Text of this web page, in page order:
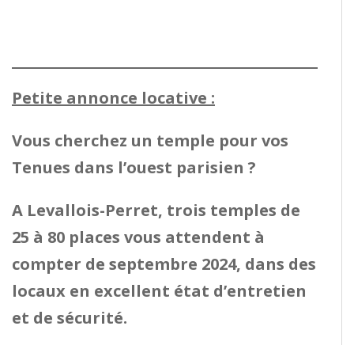
Petite annonce locative :
Vous cherchez un temple pour vos
Tenues dans l’ouest parisien ?
A Levallois-Perret, trois temples de
25 à 80 places vous attendent à
compter de septembre 2024, dans des
locaux en excellent état d’entretien
et de sécurité.